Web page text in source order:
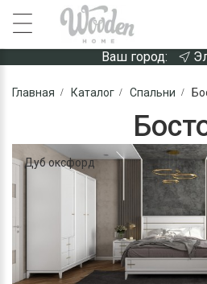
Ваш город:
Главная Каталог Спальни
Дуб оксфорд